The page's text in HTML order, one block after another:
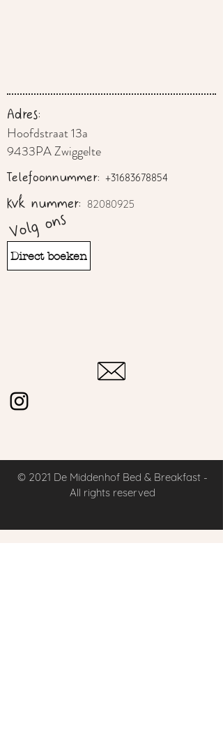
Adres:
Hoofdstraat 13a
9433PA Zwiggelte
Telefoonnummer: +31683678854
Kvk nummer: 82080925
Volg ons
Direct boeken
© 2021 De Middenhof Bed & Breakfast -
All rights reserved